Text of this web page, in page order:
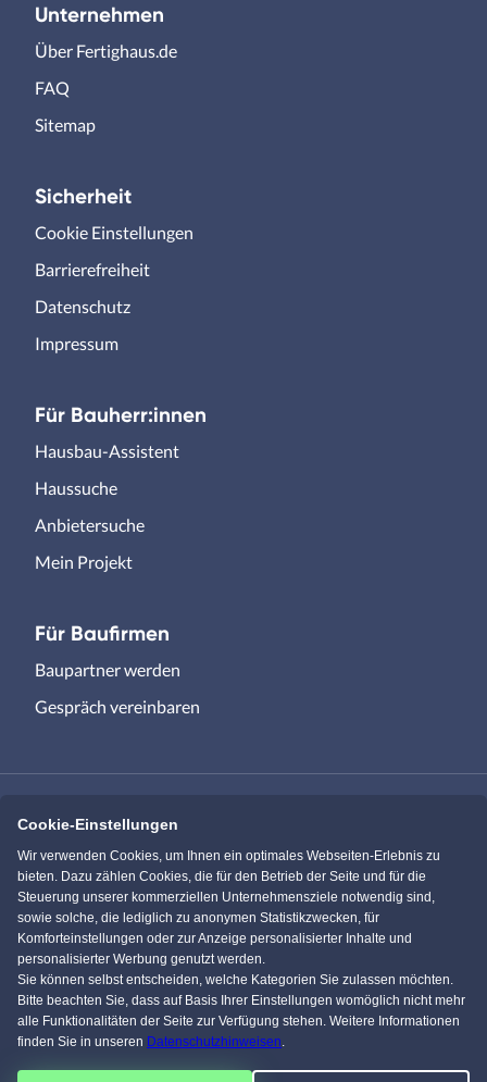
Unternehmen
Über Fertighaus.de
FAQ
Sitemap
Sicherheit
Cookie Einstellungen
Barrierefreiheit
Datenschutz
Impressum
Für Bauherr:innen
Hausbau-Assistent
Haussuche
Anbietersuche
Mein Projekt
Für Baufirmen
Baupartner werden
Gespräch vereinbaren
Immowelt.de Bauen.de
Massivhaus.de Bungalow.de
Einfamilienhaus.de
Facebook
Pinterest
Instagram
YouTube
Cookie-Einstellungen
Wir verwenden Cookies, um Ihnen ein optimales Webseiten-Erlebnis zu
bieten. Dazu zählen Cookies, die für den Betrieb der Seite und für die
Steuerung unserer kommerziellen Unternehmensziele notwendig sind,
sowie solche, die lediglich zu anonymen Statistikzwecken, für
Komforteinstellungen oder zur Anzeige personalisierter Inhalte und
personalisierter Werbung genutzt werden.
Sie können selbst entscheiden, welche Kategorien Sie zulassen möchten.
Bitte beachten Sie, dass auf Basis Ihrer Einstellungen womöglich nicht mehr
alle Funktionalitäten der Seite zur Verfügung stehen. Weitere Informationen
finden Sie in unseren Datenschutzhinweisen.